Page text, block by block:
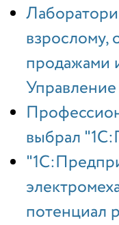
взрослому,
продажами
выбрал
потенциал